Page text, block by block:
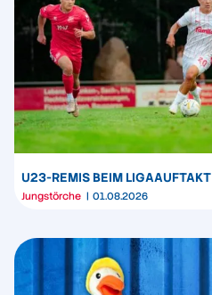
U23-REMIS BEIM LIGAAUFTAKT
Jungstörche 01.08.2026